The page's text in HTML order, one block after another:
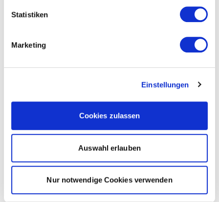
Statistiken
Marketing
Einstellungen
Cookies zulassen
Auswahl erlauben
Nur notwendige Cookies verwenden